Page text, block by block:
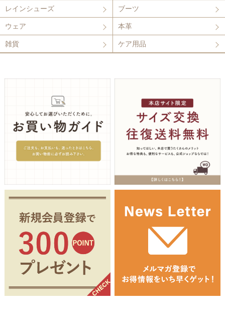
レインシューズ ブーツ
ウェア 本革
雑貨 ケア用品